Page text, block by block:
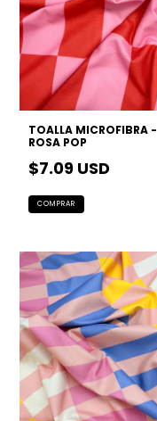
TOALLA MICROFIBRA -
ROSA POP
$7.09 USD